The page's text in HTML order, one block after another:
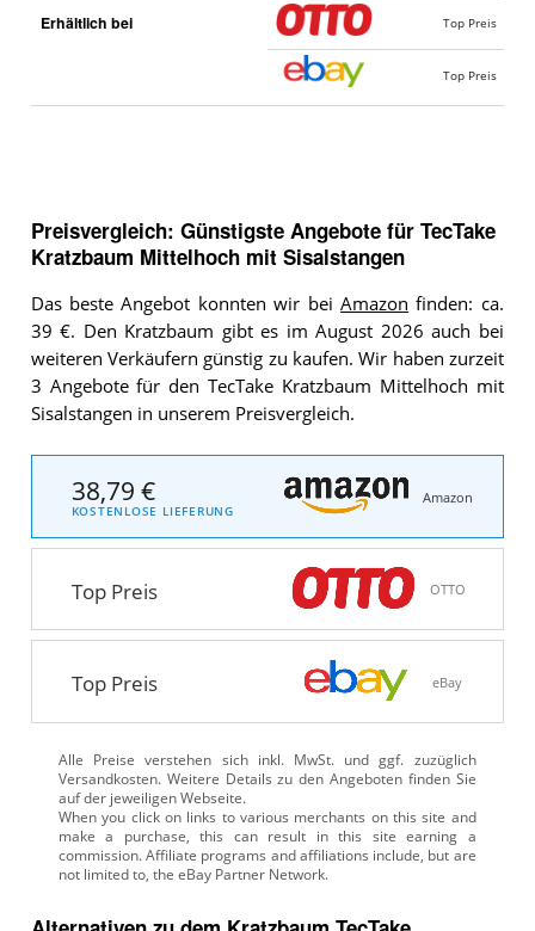
Erhältlich bei Top Preis
Top Preis
Preisvergleich: Günstigste Angebote für TecTake
Kratzbaum Mittelhoch mit Sisalstangen
Das beste Angebot konnten wir beiAmazon finden: ca.
39 €. Den Kratzbaum gibt es im August 2026 auch bei
weiteren Verkäufern günstig zu kaufen. Wir haben zurzeit
3 Angebote für den TecTake Kratzbaum Mittelhoch mit
Sisalstangen in unserem Preisvergleich.
38,79 €
KOSTENLOSE LIEFERUNG
Amazon
Top Preis OTTO
Top Preis eBay
Alle Preise verstehen sich inkl. MwSt. und ggf. zuzüglich
Versandkosten. Weitere Details zu den Angeboten finden Sie
auf der jeweiligen Webseite.